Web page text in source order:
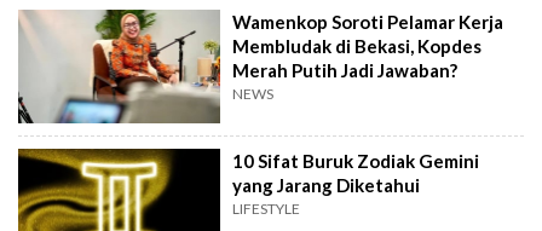
Wamenkop Soroti Pelamar Kerja
Membludak di Bekasi, Kopdes
Merah Putih Jadi Jawaban?
NEWS
10 Sifat Buruk Zodiak Gemini
yang Jarang Diketahui
LIFESTYLE